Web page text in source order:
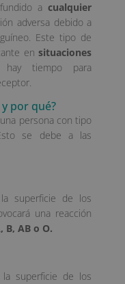
acualquier
adversa debido a
Este tipo de
en situaciones
tiempo para
por qué?
persona con tipo
se debe a las
superficie de los
una reacción
B, AB o O.
superficie de los